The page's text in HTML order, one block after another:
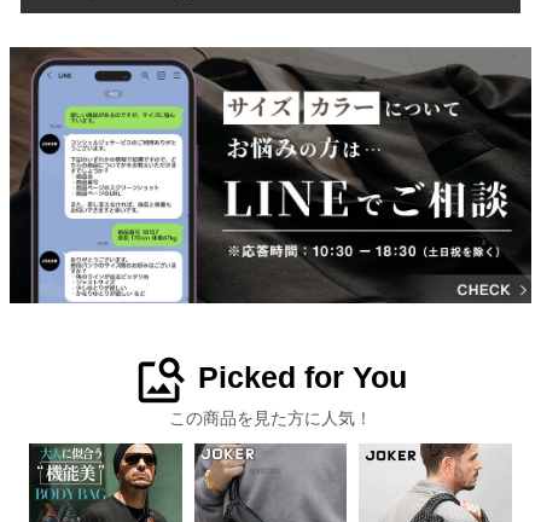
image_search Picked for You
この商品を見た方に人気！